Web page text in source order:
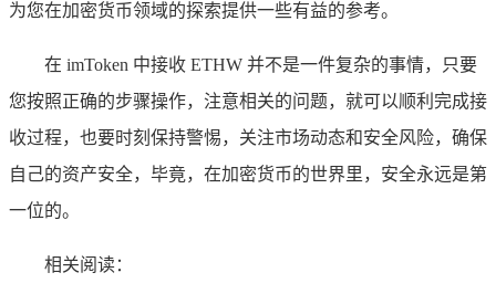
为您在加密货币领域的探索提供一些有益的参考。
在 imToken 中接收 ETHW 并不是一件复杂的事情，只要
您按照正确的步骤操作，注意相关的问题，就可以顺利完成接
收过程，也要时刻保持警惕，关注市场动态和安全风险，确保
自己的资产安全，毕竟，在加密货币的世界里，安全永远是第
一位的。
相关阅读：